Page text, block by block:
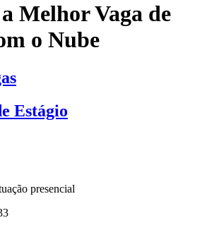
Melhor Vaga de
o Nube
Estágio
presencial